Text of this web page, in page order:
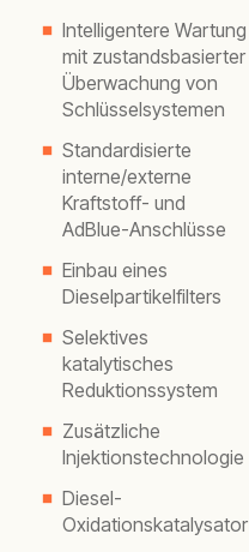
Intelligentere Wartung
mit zustandsbasierter
Überwachung von
Schlüsselsystemen
Standardisierte
interne/externe
Kraftstoff- und
AdBlue-Anschlüsse
Einbau eines
Dieselpartikelfilters
Selektives
katalytisches
Reduktionssystem
Zusätzliche
Injektionstechnologie
Diesel-
Oxidationskatalysator